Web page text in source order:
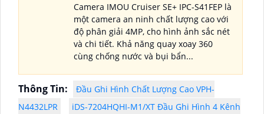
Camera IMOU Cruiser SE+ IPC-S41FEP là
một camera an ninh chất lượng cao với
độ phân giải 4MP, cho hình ảnh sắc nét
và chi tiết. Khả năng quay xoay 360
cùng chống nước và bụi bẩn...
Thông Tin:
Đầu Ghi Hình Chất Lượng Cao VPH-
N4432LPR
iDS-7204HQHI-M1/XT Đầu Ghi Hình 4 Kênh